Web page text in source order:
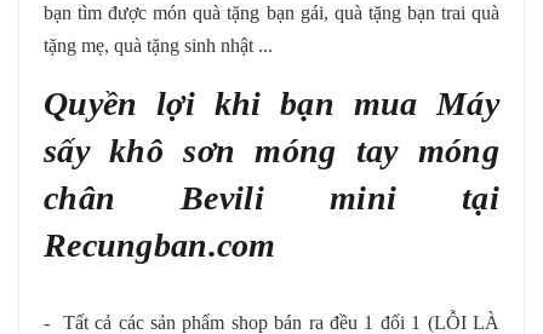
bạn tìm được món quà tặng bạn gái, quà tặng bạn trai quà
tặng mẹ, quà tặng sinh nhật ...
Quyền lợi khi bạn mua Máy
sấy khô sơn móng tay móng
chân Bevili mini tại
Recungban.com
- Tất cả các sản phẩm shop bán ra đều 1 đổi 1 (LỖI LÀ